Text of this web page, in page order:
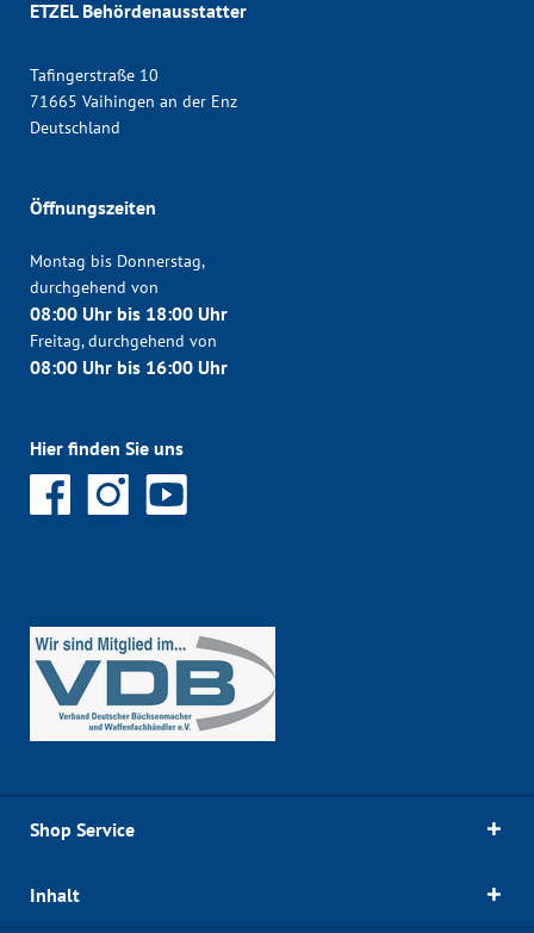
ETZEL Behördenausstatter
Tafingerstraße 10
71665 Vaihingen an der Enz
Deutschland
Öffnungszeiten
Montag bis Donnerstag,
durchgehend von
08:00 Uhr bis 18:00 Uhr
Freitag, durchgehend von
08:00 Uhr bis 16:00 Uhr
Hier finden Sie uns
Shop Service
Inhalt